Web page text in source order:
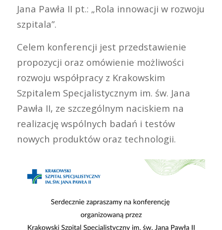
Jana Pawła II pt.: „Rola innowacji w rozwoju
szpitala”.
Celem konferencji jest przedstawienie
propozycji oraz omówienie możliwości
rozwoju współpracy z Krakowskim
Szpitalem Specjalistycznym im. św. Jana
Pawła II, ze szczególnym naciskiem na
realizację wspólnych badań i testów
nowych produktów oraz technologii.